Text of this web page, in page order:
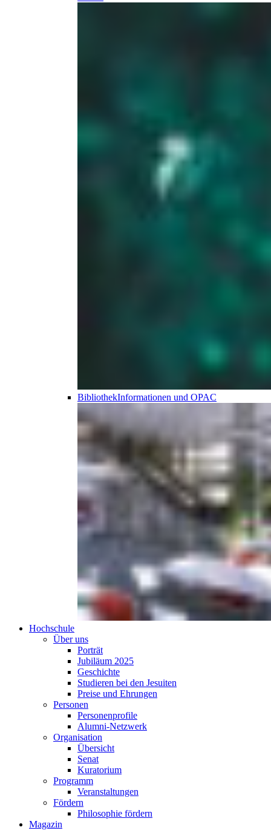
BibliothekInformationen und OPAC
Hochschule
Über uns
Porträt
Jubiläum 2025
Geschichte
Studieren bei den Jesuiten
Preise und Ehrungen
Personen
Personenprofile
Alumni-Netzwerk
Organisation
Übersicht
Senat
Kuratorium
Programm
Veranstaltungen
Fördern
Philosophie fördern
Magazin